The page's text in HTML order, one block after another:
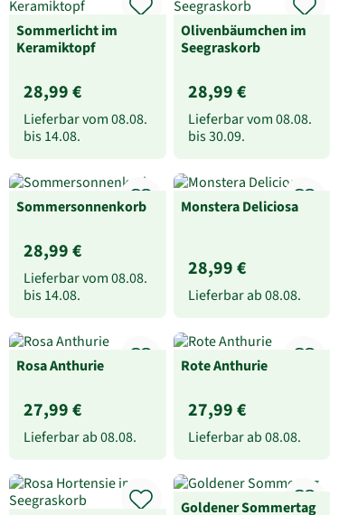
Sommerlicht im
Keramiktopf
28,99 €
Lieferbar vom08.08.
bis 14.08.
Olivenbäumchen im
Seegraskorb
28,99 €
Lieferbar vom08.08.
bis30.09.
Sommersonnenkorb
28,99 €
Lieferbar vom08.08.
bis 14.08.
Monstera Deliciosa
28,99 €
Lieferbar ab08.08.
Rosa Anthurie
27,99 €
Lieferbar ab08.08.
Rote Anthurie
27,99 €
Lieferbar ab08.08.
Goldener Sommertag